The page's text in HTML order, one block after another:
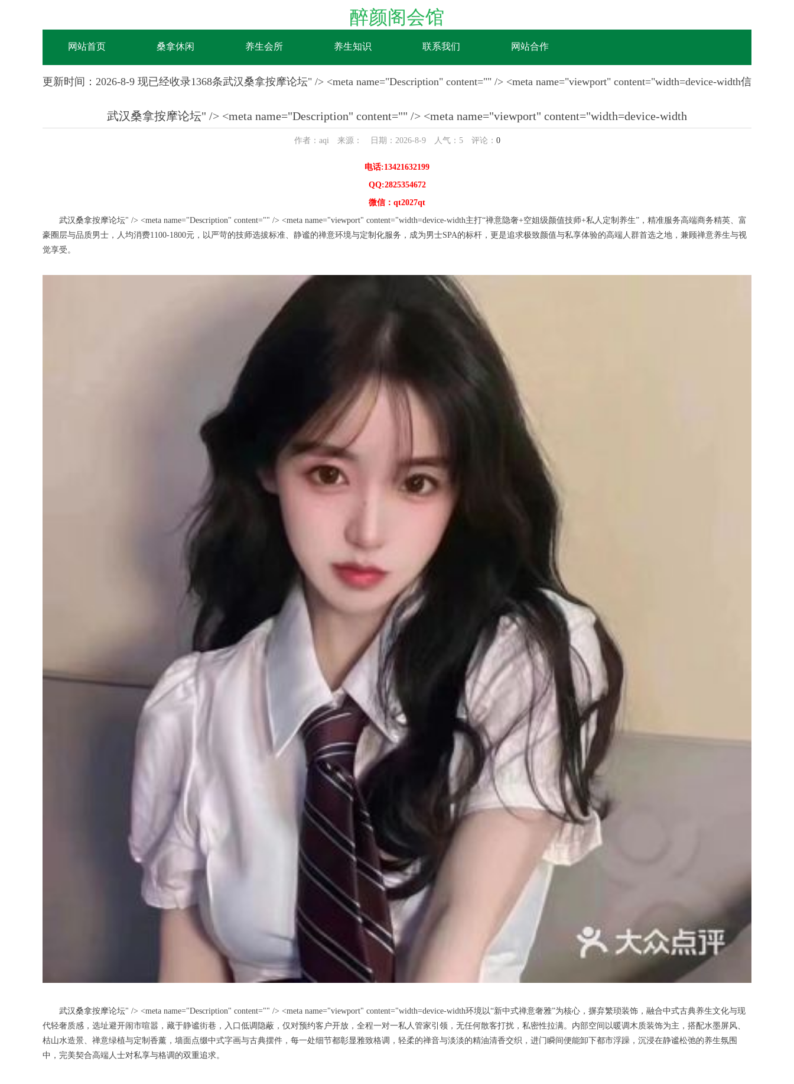
醉颜阁会馆
网站首页 桑拿休闲 养生会所 养生知识 联系我们 网站合作
更新时间：2026-8-9 现已经收录1368条武汉桑拿按摩论坛" /> <meta name="Description" content="" /> <meta name="viewport" content="width=device-width信
武汉桑拿按摩论坛" /> <meta name="Description" content="" /> <meta name="viewport" content="width=device-width
作者：aqi 来源： 日期：2026-8-9 人气： 5评论： 0
电话:13421632199
QQ:2825354672
微信：qt2027qt
武汉桑拿按摩论坛" /> <meta name="Description" content="" /> <meta name="viewport" content="width=device-width主打“禅意隐奢+空姐级颜值技师+私人定制养生”，精准服务高端商务精英、富
豪圈层与品质男士，人均消费1100-1800元，以严苛的技师选拔标准、静谧的禅意环境与定制化服务，成为男士SPA的标杆，更是追求极致颜值与私享体验的高端人群首选之地，兼顾禅意养生与视
觉享受。
武汉桑拿按摩论坛" /> <meta name="Description" content="" /> <meta name="viewport" content="width=device-width环境以“新中式禅意奢雅”为核心，摒弃繁琐装饰，融合中式古典养生文化与现
代轻奢质感，选址避开闹市喧嚣，藏于静谧街巷，入口低调隐蔽，仅对预约客户开放，全程一对一私人管家引领，无任何散客打扰，私密性拉满。内部空间以暖调木质装饰为主，搭配水墨屏风、
枯山水造景、禅意绿植与定制香薰，墙面点缀中式字画与古典摆件，每一处细节都彰显雅致格调，轻柔的禅音与淡淡的精油清香交织，进门瞬间便能卸下都市浮躁，沉浸在静谧松弛的养生氛围
中，完美契合高端人士对私享与格调的双重追求。